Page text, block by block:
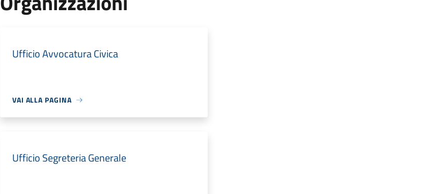
Ufficio Avvocatura Civica
VAI ALLA PAGINA
Ufficio Segreteria Generale